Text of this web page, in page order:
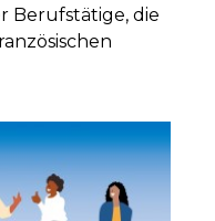
Berufstätige, die